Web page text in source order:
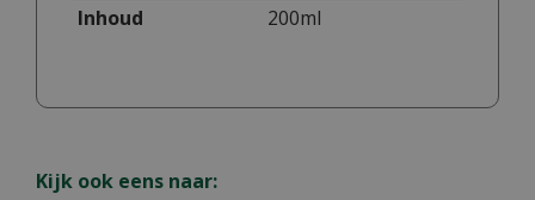
Inhoud
200ml
Kijk ook eens naar: